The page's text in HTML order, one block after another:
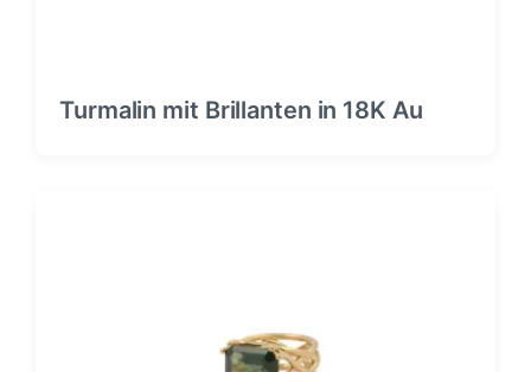
Turmalin mit Brillanten in 18K Au